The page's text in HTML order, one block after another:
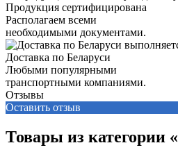
Продукция сертифицирована
Располагаем всеми
необходимыми документами.
Доставка по Беларуси
Любыми популярными
транспортными компаниями.
Отзывы
Оставить отзыв
Товары из категории «